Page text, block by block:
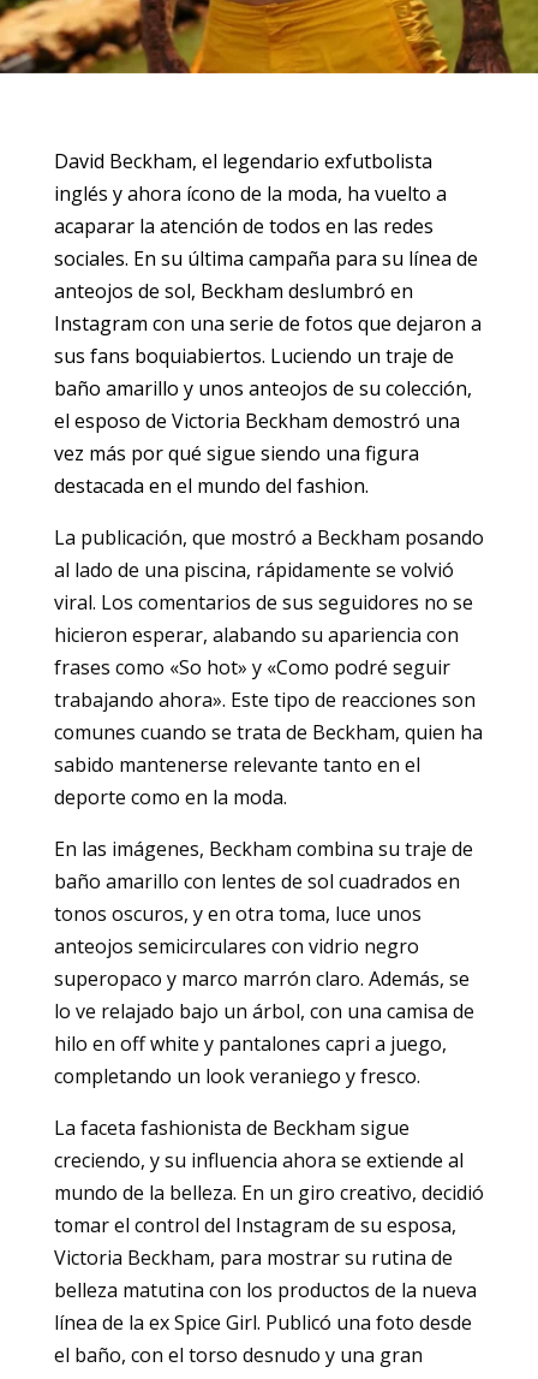
David Beckham, el legendario exfutbolista
inglés y ahora ícono de la moda, ha vuelto a
acaparar la atención de todos en las redes
sociales. En su última campaña para su línea de
anteojos de sol, Beckham deslumbró en
Instagram con una serie de fotos que dejaron a
sus fans boquiabiertos. Luciendo un traje de
baño amarillo y unos anteojos de su colección,
el esposo de Victoria Beckham demostró una
vez más por qué sigue siendo una figura
destacada en el mundo del fashion.
La publicación, que mostró a Beckham posando
al lado de una piscina, rápidamente se volvió
viral. Los comentarios de sus seguidores no se
hicieron esperar, alabando su apariencia con
frases como «So hot» y «Como podré seguir
trabajando ahora». Este tipo de reacciones son
comunes cuando se trata de Beckham, quien ha
sabido mantenerse relevante tanto en el
deporte como en la moda.
En las imágenes, Beckham combina su traje de
baño amarillo con lentes de sol cuadrados en
tonos oscuros, y en otra toma, luce unos
anteojos semicirculares con vidrio negro
superopaco y marco marrón claro. Además, se
lo ve relajado bajo un árbol, con una camisa de
hilo en off white y pantalones capri a juego,
completando un look veraniego y fresco.
La faceta fashionista de Beckham sigue
creciendo, y su influencia ahora se extiende al
mundo de la belleza. En un giro creativo, decidió
tomar el control del Instagram de su esposa,
Victoria Beckham, para mostrar su rutina de
belleza matutina con los productos de la nueva
línea de la ex Spice Girl. Publicó una foto desde
el baño, con el torso desnudo y una gran